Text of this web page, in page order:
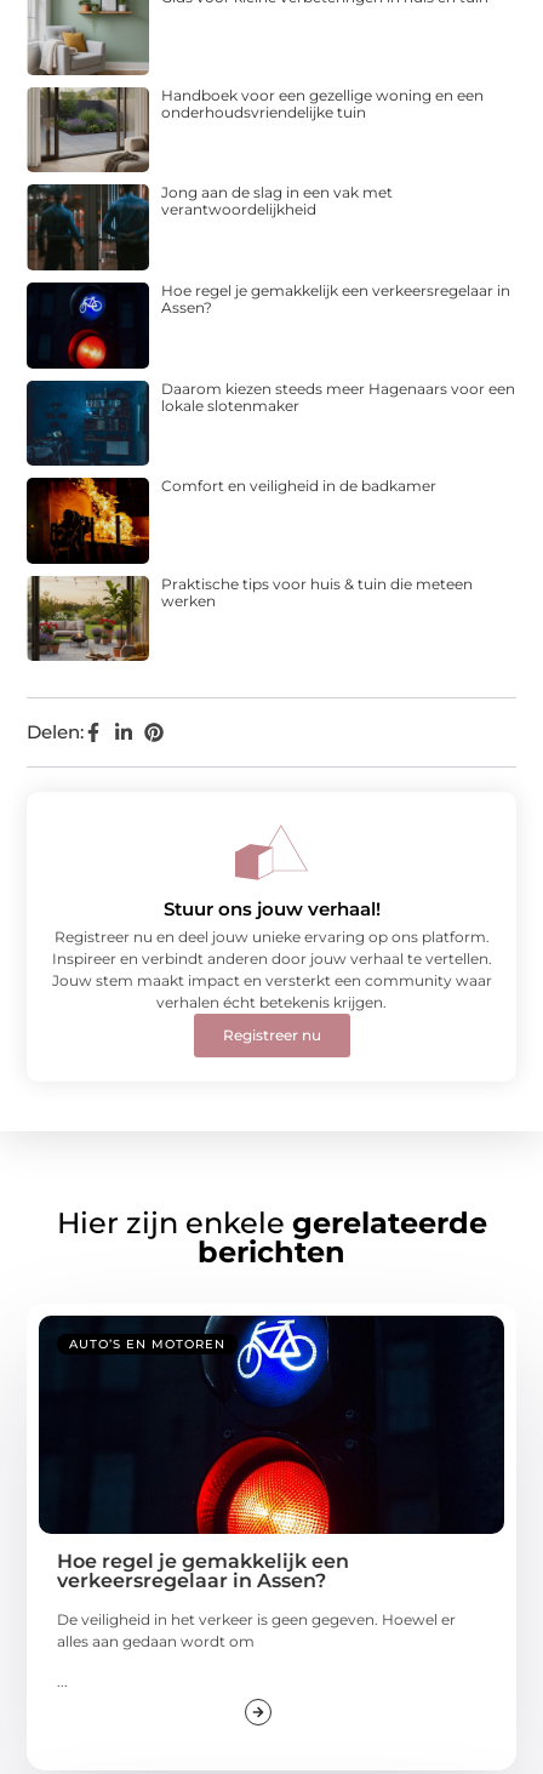
Delen:
Handboek voor een gezellige woning en een
onderhoudsvriendelijke tuin
Jong aan de slag in een vak met
verantwoordelijkheid
Hoe regel je gemakkelijk een verkeersregelaar in
Assen?
Daarom kiezen steeds meer Hagenaars voor een
lokale slotenmaker
Comfort en veiligheid in de badkamer
Praktische tips voor huis & tuin die meteen
werken
Stuur ons jouw verhaal!
Registreer nu en deel jouw unieke ervaring op ons platform.
Inspireer en verbindt anderen door jouw verhaal te vertellen.
Jouw stem maakt impact en versterkt een community waar
verhalen écht betekenis krijgen.
Registreer nu
Hier zijn enkele gerelateerde
berichten
AUTO’S EN MOTOREN
Hoe regel je gemakkelijk een
verkeersregelaar in Assen?
De veiligheid in het verkeer is geen gegeven. Hoewel er
alles aan gedaan wordt om